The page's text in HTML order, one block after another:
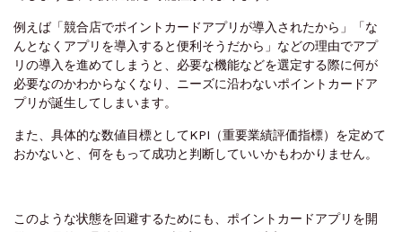
例えば「競合店でポイントカードアプリが導入されたから」「な
んとなくアプリを導入すると便利そうだから」などの理由でアプ
リの導入を進めてしまうと、必要な機能などを選定する際に何が
必要なのかわからなくなり、ニーズに沿わないポイントカードア
プリが誕生してしまいます。
また、具体的な数値目標としてKPI（重要業績評価指標）を定めて
おかないと、何をもって成功と判断していいかもわかりません。
このような状態を回避するためにも、ポイントカードアプリを開